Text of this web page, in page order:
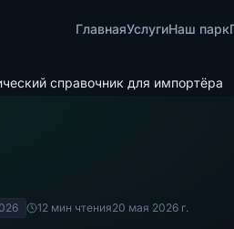
ГлавнаяУслугиНаш парк
справочник для импортёра
12 мин чтения20 мая 2026 г.